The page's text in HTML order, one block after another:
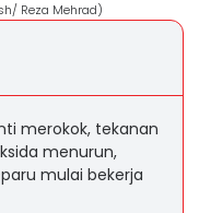
Reza Mehrad)
merokok, tekanan
menurun,
mulai bekerja